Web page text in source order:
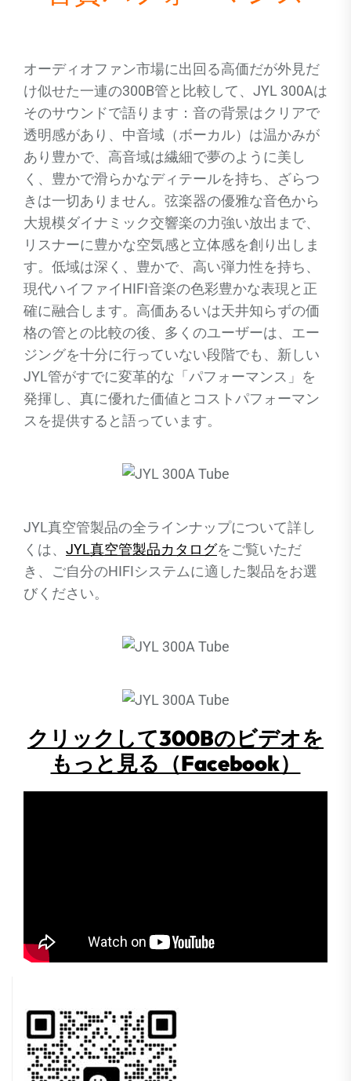
オーディオファン市場に出回る高価だが外見だ
け似せた一連の300B管と比較して、JYL 300Aは
そのサウンドで語ります：音の背景はクリアで
透明感があり、中音域（ボーカル）は温かみが
あり豊かで、高音域は繊細で夢のように美し
く、豊かで滑らかなディテールを持ち、ざらつ
きは一切ありません。弦楽器の優雅な音色から
大規模ダイナミック交響楽の力強い放出まで、
リスナーに豊かな空気感と立体感を創り出しま
す。低域は深く、豊かで、高い弾力性を持ち、
現代ハイファイHIFI音楽の色彩豊かな表現と正
確に融合します。高価あるいは天井知らずの価
格の管との比較の後、多くのユーザーは、エー
ジングを十分に行っていない段階でも、新しい
JYL管がすでに変革的な「パフォーマンス」を
発揮し、真に優れた価値とコストパフォーマン
スを提供すると語っています。
JYL真空管製品の全ラインナップについて詳し
くは、 JYL真空管製品カタログをご覧いただ
き、ご自分のHIFIシステムに適した製品をお選
びください。
クリックして300Bのビデオを
もっと見る（Facebook）